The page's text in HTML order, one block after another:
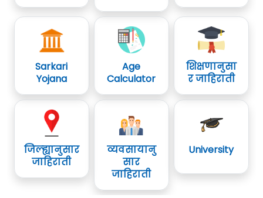
Sarkari
Yojana
Age
Calculator
शिक्षणानुसा
र जाहिराती
जिल्ह्यानुसार
जाहिराती
व्यवसायानु
सार
जाहिराती
University